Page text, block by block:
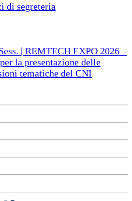
di segreteria
| REMTECH EXPO 2026 –
la presentazione delle
tematiche del CNI